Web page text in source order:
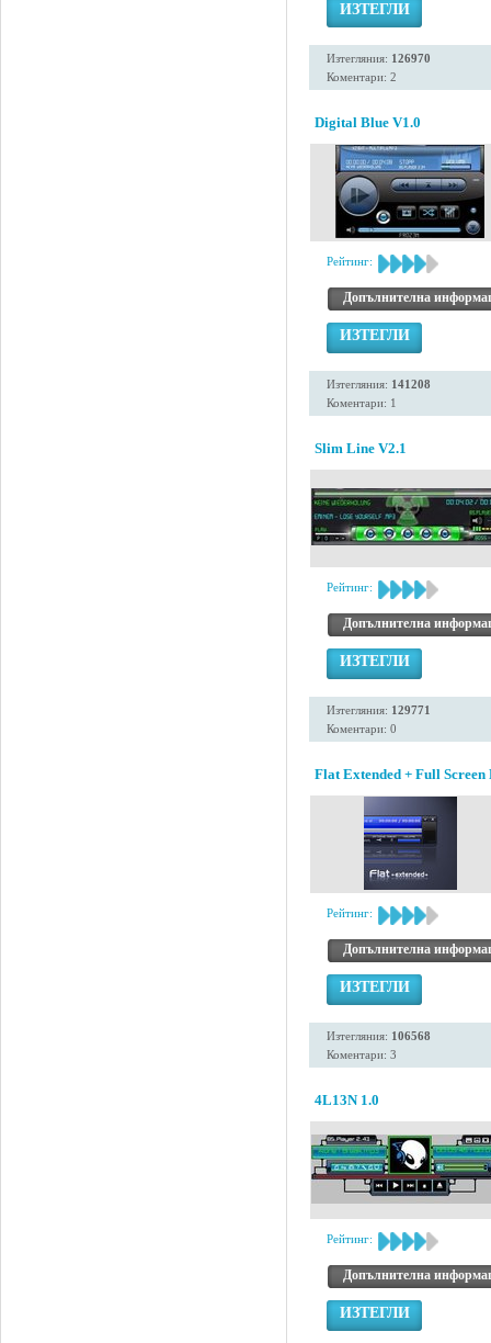
ИЗТЕГЛИ
Изтегляния: 126970
Коментари: 2
Digital Blue V1.0
Рейтинг:
Допълнителна
ИЗТЕГЛИ
Изтегляния: 141208
Коментари: 1
Slim Line V2.1
Рейтинг:
Допълнителна
ИЗТЕГЛИ
Изтегляния: 129771
Коментари: 0
Flat Extended + Full
Рейтинг:
Допълнителна
ИЗТЕГЛИ
Изтегляния: 106568
Коментари: 3
4L13N 1.0
Рейтинг:
Допълнителна
ИЗТЕГЛИ